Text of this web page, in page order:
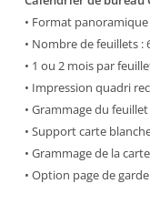
• Format
• Nombre de feuillets :
• 1 ou 2 mois par
• Impression quadri
• Grammage du
• Support carte
• Grammage de la
• Option page de